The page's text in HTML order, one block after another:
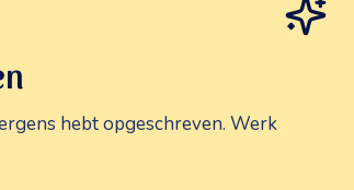
hebt opgeschreven. Werk